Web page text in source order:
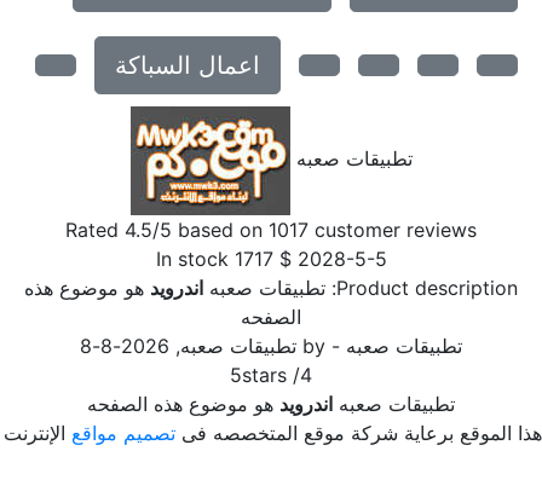
اعمال السباكة
تطبيقات صعبه
Rated4.5 /5 based on1017customer reviews
2028-5-5
$
1717
In stock
Product description: تطبيقات صعبهاندرويدهو موضوع هذه
الصفحه
تطبيقات صعبه- by تطبيقات صعبه,
2026-8-8
/
5stars
تطبيقات صعبهاندرويدهو موضوع هذه الصفحه
الموقع برعاية شركة موقع المتخصصه فىتصميم مواقعالإنترنت